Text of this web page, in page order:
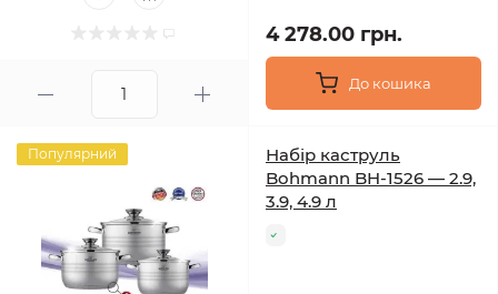
4 278.00 грн.
До кошика
Популярний
Набір каструль
Bohmann BH-1526 — 2.9,
3.9, 4.9 л